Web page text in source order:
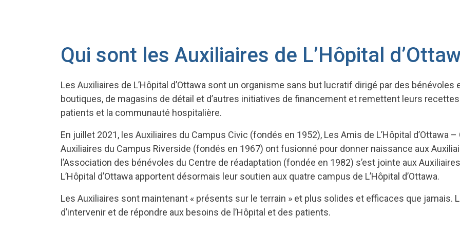
Qui sont les Auxiliaires de L’Hôpital
Les Auxiliaires de L’Hôpital d’Ottawa sont un organisme sans but lucratif dirigé par des
boutiques, de magasins de détail et d’autres initiatives de financement et remettent leurs
patients et la communauté hospitalière.
En juillet 2021, les Auxiliaires du Campus Civic (fondés en 1952), Les Amis de L’Hôpital d’Ottawa
Auxiliaires du Campus Riverside (fondés en 1967) ont fusionné pour donner naissance aux
l’Association des bénévoles du Centre de réadaptation (fondée en 1982) s’est jointe aux
L’Hôpital d’Ottawa apportent désormais leur soutien aux quatre campus de L’Hôpital d’Ottawa.
Les Auxiliaires sont maintenant « présents sur le terrain » et plus solides et efficaces que jamais.
d’intervenir et de répondre aux besoins de l’Hôpital et des patients.